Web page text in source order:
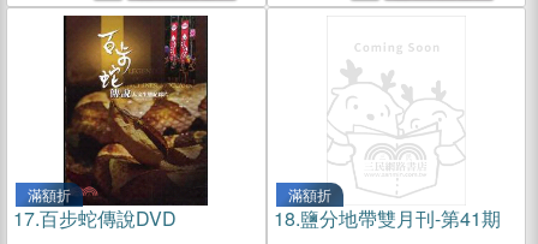
滿額折
17.百步蛇傳說DVD
滿額折
18.鹽分地帶雙月刊-第41期